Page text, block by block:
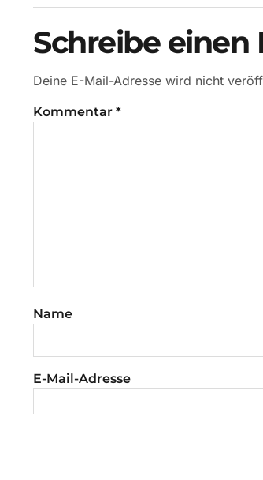
Schreibe
Deine E-Mail-Adresse wird nicht
Kommentar *
Name
E-Mail-Adresse